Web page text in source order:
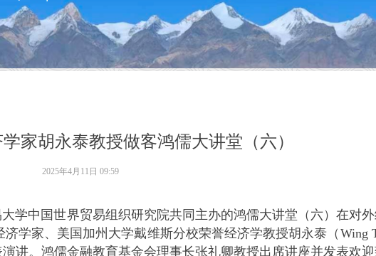
家胡永泰教授做客鸿儒大讲堂（六）
学中国世界贸易组织研究院共同主办的鸿儒大讲堂（六）在对
学家、美国加州大学戴维斯分校荣誉经济学教授胡永泰（Wing
讲。 鸿儒金融教育基金会理事长张礼卿教授出席讲座并发表欢
2025年4月11日 09:59